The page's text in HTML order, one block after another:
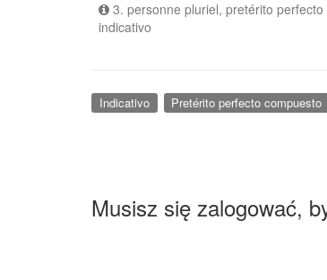
3. personne pluriel, pretérito perfecto
indicativo
Indicativo Pretérito perfecto compuesto
Musisz się zalogować,